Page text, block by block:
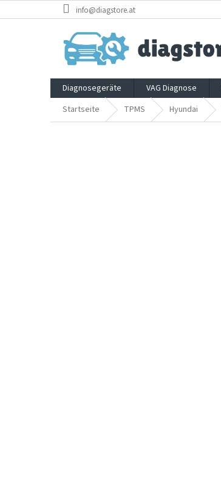
Inhalt
info@diagstore.at
Diagnosegeräte VAG Diagnose
Startseite
TPMS Hyundai